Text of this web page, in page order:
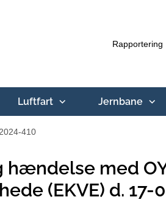
Rapportering
Luftfart Jernbane
2024-410
hændelse med
(EKVE) d. 17-